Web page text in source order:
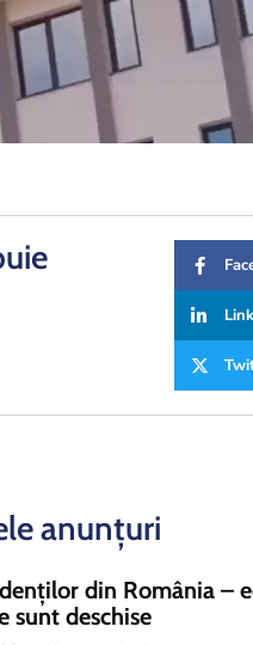
anunțuri
din România –
sunt deschise